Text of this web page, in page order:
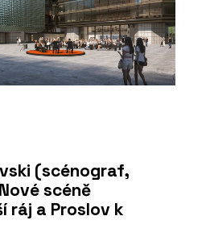
(scénograf,
scéně
ráj a Proslov k